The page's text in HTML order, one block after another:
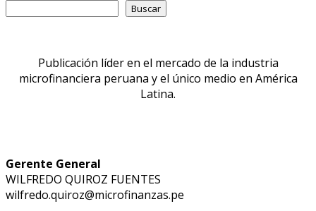
Buscar
Publicación líder en el mercado de la industria
microfinanciera peruana y el único medio en América
Latina.
Gerente General
WILFREDO QUIROZ FUENTES
wilfredo.quiroz@microfinanzas.pe